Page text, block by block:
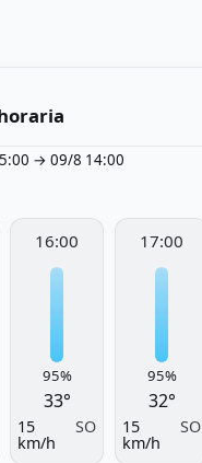
→ 09/8 14:00
16:00
95%
33°
15
km/h
SO
17:00
95%
32°
15
km/h
SO